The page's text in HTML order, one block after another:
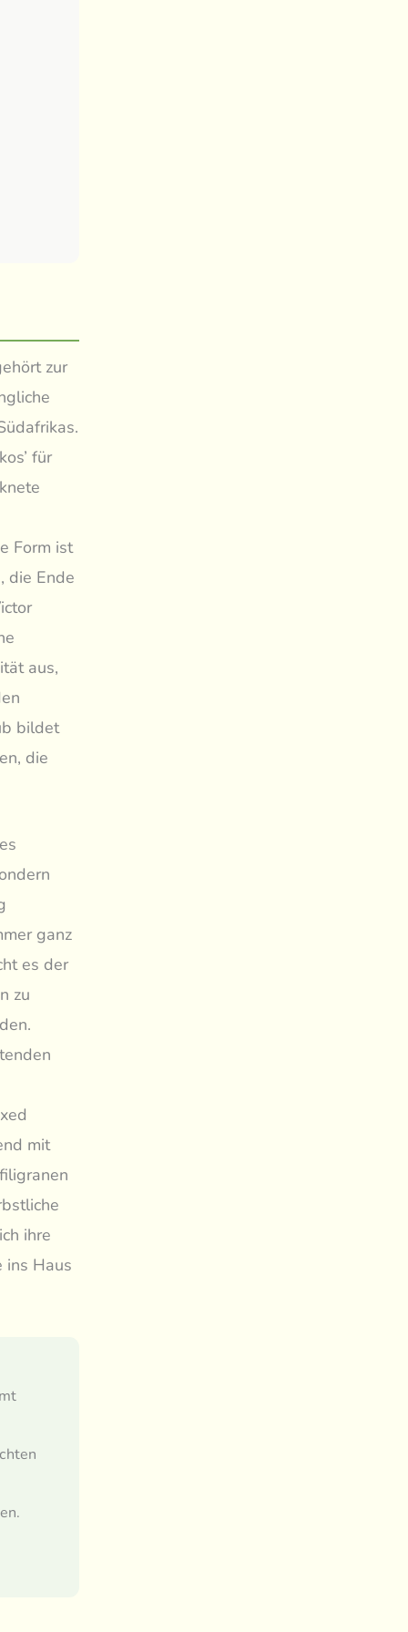
zur
für
Form ist
die Ende
aus,
bildet
die
ganz
es der
zu
mit
ihre
ins Haus